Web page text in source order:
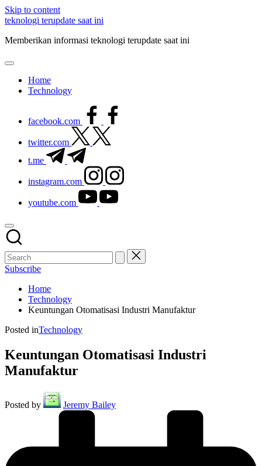
Skip to content
teknologi terupdate saat ini
Memberikan informasi teknologi terupdate saat ini
Home
Technology
facebook.com
twitter.com
t.me
instagram.com
youtube.com
Subscribe
Home
Technology
Keuntungan Otomatisasi Industri Manufaktur
Posted inTechnology
Keuntungan Otomatisasi Industri
Manufaktur
Posted by Jeremy Bailey